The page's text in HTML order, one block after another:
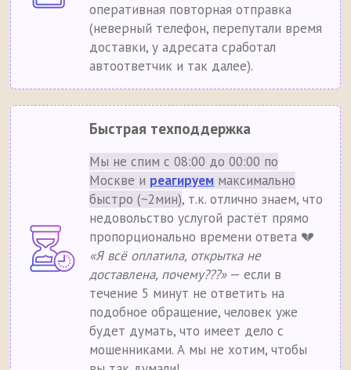
оперативная повторная отправка
(неверный телефон, перепутали время
доставки, у адресата сработал
автоответчик и так далее).
Быстрая техподдержка
Мы не спим с 08:00 до 00:00 по
Москве и реагируем максимально
быстро (~2мин), т.к. отлично знаем, что
недовольство услугой растёт прямо
пропорционально времени ответа 💔
«Я всё оплатила, открытка не
доставлена, почему???»— если в
течение 5 минут не ответить на
подобное обращение, человек уже
будет думать, что имеет дело с
мошенниками. А мы не хотим, чтобы